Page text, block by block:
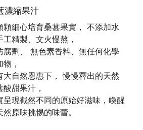
相傳來園尋寶人群不斷的增加，因
採果，與大家一同分享對健康有益
開發系列產品，延長桑葚品嚐期
面，用分享的心情和大家一起體驗
的選擇，園內不使用除草劑和農
心培育每一棵桑樹；並以自產自銷
各式不含人工添加物、防腐劑的相
濃縮果汁
顆細心培育桑葚果實， 不添加水
工精製、文火慢熬，
腐劑、 無色素香料、無任何化學
，
大自然恩惠下， 慢慢釋出的天然
酸甜果汁，
呈現截然不同的原始好滋味，喚醒
然原味挑惕的味蕾。